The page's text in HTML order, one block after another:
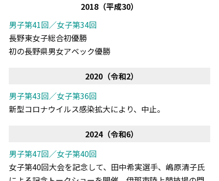
2018（平成30）
男子第41回／女子第34回
長野東女子総合初優勝
初の長野県男女アベック優勝
2020（令和2）
男子第43回／女子第36回
新型コロナウイルス感染拡大により、中止。
2024（令和6）
男子第47回／女子第40回
女子第40回大会を記念して、田中希実選手、嶋原清子氏